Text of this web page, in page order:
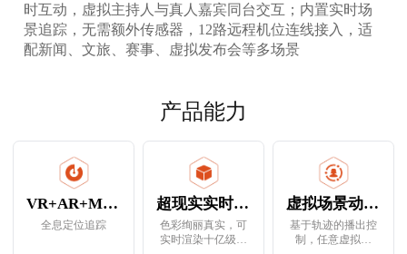
时互动，虚拟主持人与真人嘉宾同台交互；内置实时场
景追踪，无需额外传感器，12路远程机位连线接入，适
配新闻、文旅、赛事、虚拟发布会等多场景
产品能力
VR+AR+MR+XR
全息定位追踪
超现实实时渲染引擎
色彩绚丽真实，可
实时渲染十亿级别
虚拟场景动画播控
基于轨迹的播出控
制，任意虚拟物